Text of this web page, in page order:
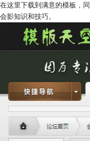
在这里下载到满意的模板，
会影知识和技巧。